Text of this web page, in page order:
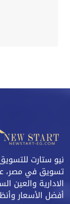
نيو ستارت
تسويق في مصر،
الادارية والعين
أفضل الأسعار